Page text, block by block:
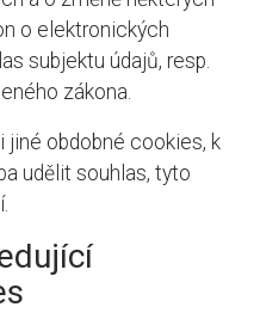
o elektronických
subjektu údajů, resp.
zákona.
jiné obdobné cookies, k
udělit souhlas, tyto